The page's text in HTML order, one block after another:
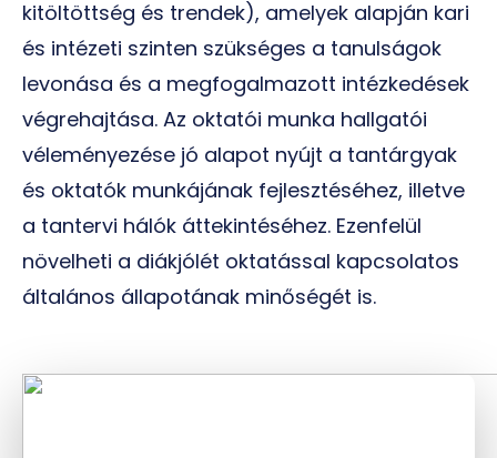
kitöltöttség és trendek), amelyek alapján kari
és intézeti szinten szükséges a tanulságok
levonása és a megfogalmazott intézkedések
végrehajtása. Az oktatói munka hallgatói
véleményezése jó alapot nyújt a tantárgyak
és oktatók munkájának fejlesztéséhez, illetve
a tantervi hálók áttekintéséhez. Ezenfelül
növelheti a diákjólét oktatással kapcsolatos
általános állapotának minőségét is.